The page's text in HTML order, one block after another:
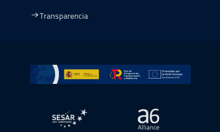
Transparencia
Ir a Plan de Recuperación, Transformación y